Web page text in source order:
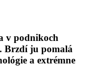
v podnikoch
Brzdí ju pomalá
a extrémne